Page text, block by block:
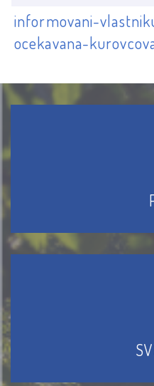
informovani-
ocekavana-